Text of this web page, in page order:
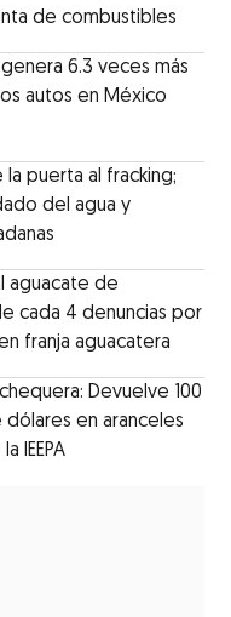
de combustibles
genera 6.3 veces más
autos en México
puerta al fracking;
del agua y
aguacate de
cada 4 denuncias por
franja aguacatera
Devuelve 100
dólares en aranceles
IEEPA